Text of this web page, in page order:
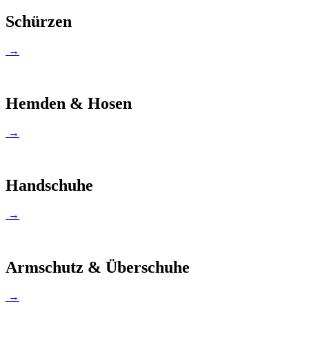
Schürzen
→
Hemden & Hosen
→
Handschuhe
→
Armschutz & Überschuhe
→